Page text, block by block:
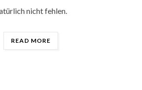
nicht fehlen.
READ MORE
&